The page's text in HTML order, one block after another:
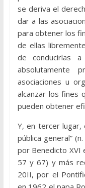
se deriva el
dar a las
para obtener los
de ellas
de conducirlas
absolutamente
asociaciones u
alcanzar los fines
pueden obtener
Y, en tercer lugar,
pública general”
por Benedicto XVI
57 y 67) y más
20II, por el